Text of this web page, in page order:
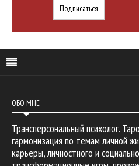
ОБО МНЕ
Трансперсональный психолог.
гармонизация по темам личной
карьеры, личностного и